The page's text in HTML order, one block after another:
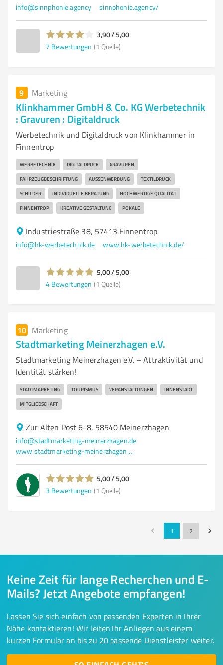
info@sinnphonie.agency sinnphonie.agency/
3,90 / 5,00
7 Bewertungen (1 Quelle)
9 Marketing
Klinkhammer GmbH & Co. KG Werbetechnik
: Gravuren : Digitaldruck
Werbetechnik und Digitaldruck von Klinkhammer in
Finnentrop
WERBETECHNIK DIGITALDRUCK GRAVUREN
FAHRZEUGBESCHRIFTUNG AUSSENWERBUNG TEXTILDRUCK
SCHILDER INDIVIDUELLE BERATUNG HOCHWERTIGE QUALITÄT
FINNENTROP KREATIVE GESTALTUNG POKALE
Industriestraße 38, 57413 Finnentrop
info@hk-werbetechnik.de www.hk-werbetechnik.de/
5,00 / 5,00
4 Bewertungen (1 Quelle)
10 Marketing
Stadtmarketing Meinerzhagen e.V.
Stadtmarketing Meinerzhagen e.V. – Attraktivität und
Identität stärken!
STADTMARKETING TOURISMUS VERANSTALTUNGEN INNENSTADT
MITGLIEDSCHAFT
Zur Alten Post 6-8, 58540 Meinerzhagen
info@stadtmarketing-meinerzhagen.de
www.stadtmarketing-meinerzhagen.de/
5,00 / 5,00
3 Bewertungen (1 Quelle)
1 2
Keine Zeit für lange Recherchen und E-
Mails? Jetzt Angebote empfangen!
Lassen Sie sich einfach von passenden Experten in Ihrer
Nähe kontaktieren! Wir leiten Ihr Anliegen aus einem
kurzen Formular an bis zu 20 passende Dienstleister weiter.